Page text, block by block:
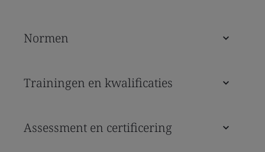
Normen
Trainingen en kwalificaties
Assessment en certificering